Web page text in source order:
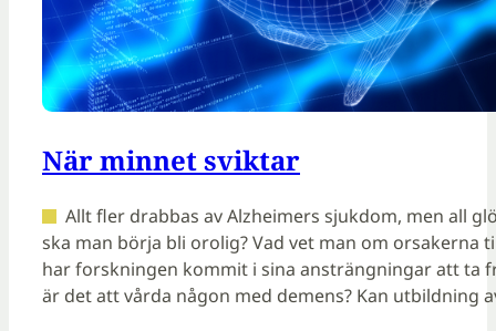
När minnet sviktar
Allt fler drabbas av Alzheimers sjukdom, men all
ska man börja bli orolig? Vad vet man om orsakerna
har forskningen kommit i sina ansträngningar att ta
är det att vårda någon med demens? Kan utbildning